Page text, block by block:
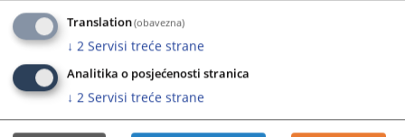
Translation(obavezna)
↓ 2 Servisi treće strane
Analitika o posjećenosti stranica
↓ 2 Servisi treće strane